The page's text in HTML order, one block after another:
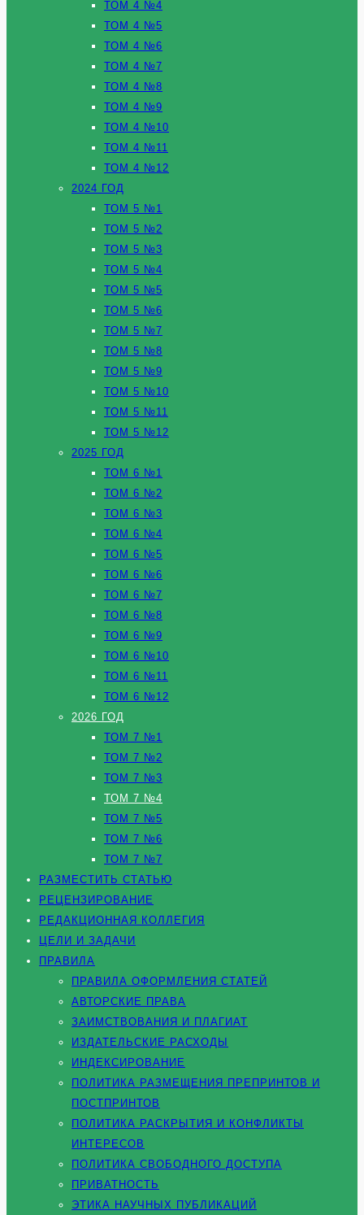
ТОМ 4 №4
ТОМ 4 №5
ТОМ 4 №6
ТОМ 4 №7
ТОМ 4 №8
ТОМ 4 №9
ТОМ 4 №10
ТОМ 4 №11
ТОМ 4 №12
2024 ГОД
ТОМ 5 №1
ТОМ 5 №2
ТОМ 5 №3
ТОМ 5 №4
ТОМ 5 №5
ТОМ 5 №6
ТОМ 5 №7
ТОМ 5 №8
ТОМ 5 №9
ТОМ 5 №10
ТОМ 5 №11
ТОМ 5 №12
2025 ГОД
ТОМ 6 №1
ТОМ 6 №2
ТОМ 6 №3
ТОМ 6 №4
ТОМ 6 №5
ТОМ 6 №6
ТОМ 6 №7
ТОМ 6 №8
ТОМ 6 №9
ТОМ 6 №10
ТОМ 6 №11
ТОМ 6 №12
2026 ГОД
ТОМ 7 №1
ТОМ 7 №2
ТОМ 7 №3
ТОМ 7 №4
ТОМ 7 №5
ТОМ 7 №6
ТОМ 7 №7
РАЗМЕСТИТЬ СТАТЬЮ
РЕЦЕНЗИРОВАНИЕ
РЕДАКЦИОННАЯ КОЛЛЕГИЯ
ЦЕЛИ И ЗАДАЧИ
ПРАВИЛА
ПРАВИЛА ОФОРМЛЕНИЯ СТАТЕЙ
АВТОРСКИЕ ПРАВА
ЗАИМСТВОВАНИЯ И ПЛАГИАТ
ИЗДАТЕЛЬСКИЕ РАСХОДЫ
ИНДЕКСИРОВАНИЕ
ПОЛИТИКА РАЗМЕЩЕНИЯ ПРЕПРИНТОВ И
ПОСТПРИНТОВ
ПОЛИТИКА РАСКРЫТИЯ И КОНФЛИКТЫ
ИНТЕРЕСОВ
ПОЛИТИКА СВОБОДНОГО ДОСТУПА
ПРИВАТНОСТЬ
ЭТИКА НАУЧНЫХ ПУБЛИКАЦИЙ